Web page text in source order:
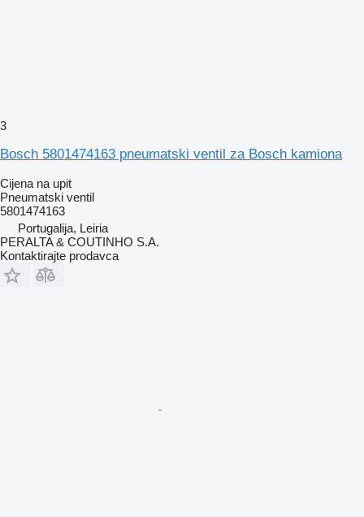
3
Bosch 5801474163 pneumatski ventil za Bosch kamiona
Cijena na upit
Pneumatski ventil
5801474163
Portugalija, Leiria
PERALTA & COUTINHO S.A.
Kontaktirajte prodavca